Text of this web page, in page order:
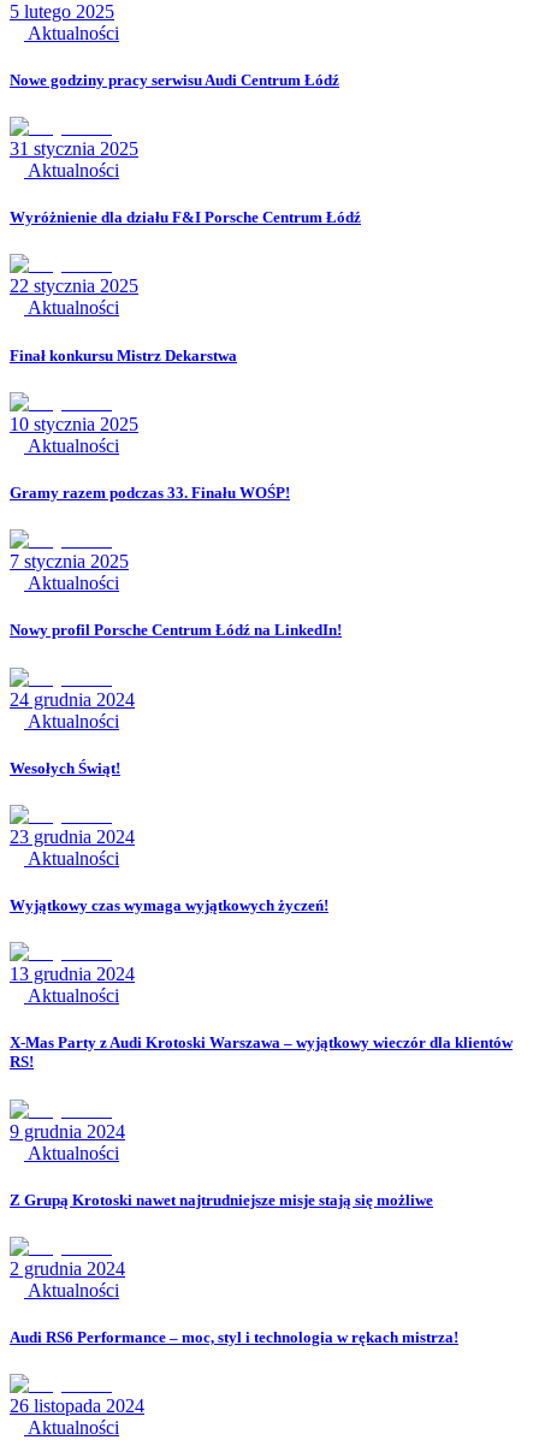
5 lutego 2025
Aktualności
Nowe godziny pracy serwisu Audi Centrum Łódź
31 stycznia 2025
Aktualności
Wyróżnienie dla działu F&I Porsche Centrum Łódź
22 stycznia 2025
Aktualności
Finał konkursu Mistrz Dekarstwa
10 stycznia 2025
Aktualności
Gramy razem podczas 33. Finału WOŚP!
7 stycznia 2025
Aktualności
Nowy profil Porsche Centrum Łódź na LinkedIn!
24 grudnia 2024
Aktualności
Wesołych Świąt!
23 grudnia 2024
Aktualności
Wyjątkowy czas wymaga wyjątkowych życzeń!
13 grudnia 2024
Aktualności
X-Mas Party z Audi Krotoski Warszawa – wyjątkowy wieczór dla klientów
RS!
9 grudnia 2024
Aktualności
Z Grupą Krotoski nawet najtrudniejsze misje stają się możliwe
2 grudnia 2024
Aktualności
Audi RS6 Performance – moc, styl i technologia w rękach mistrza!
26 listopada 2024
Aktualności